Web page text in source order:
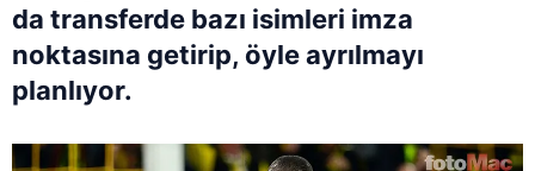
da transferde bazı isimleri imza
noktasına getirip, öyle ayrılmayı
planlıyor.